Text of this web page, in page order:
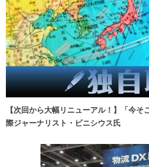
【次回から大幅リニューアル！】「今
際ジャーナリスト・ビニシウス氏